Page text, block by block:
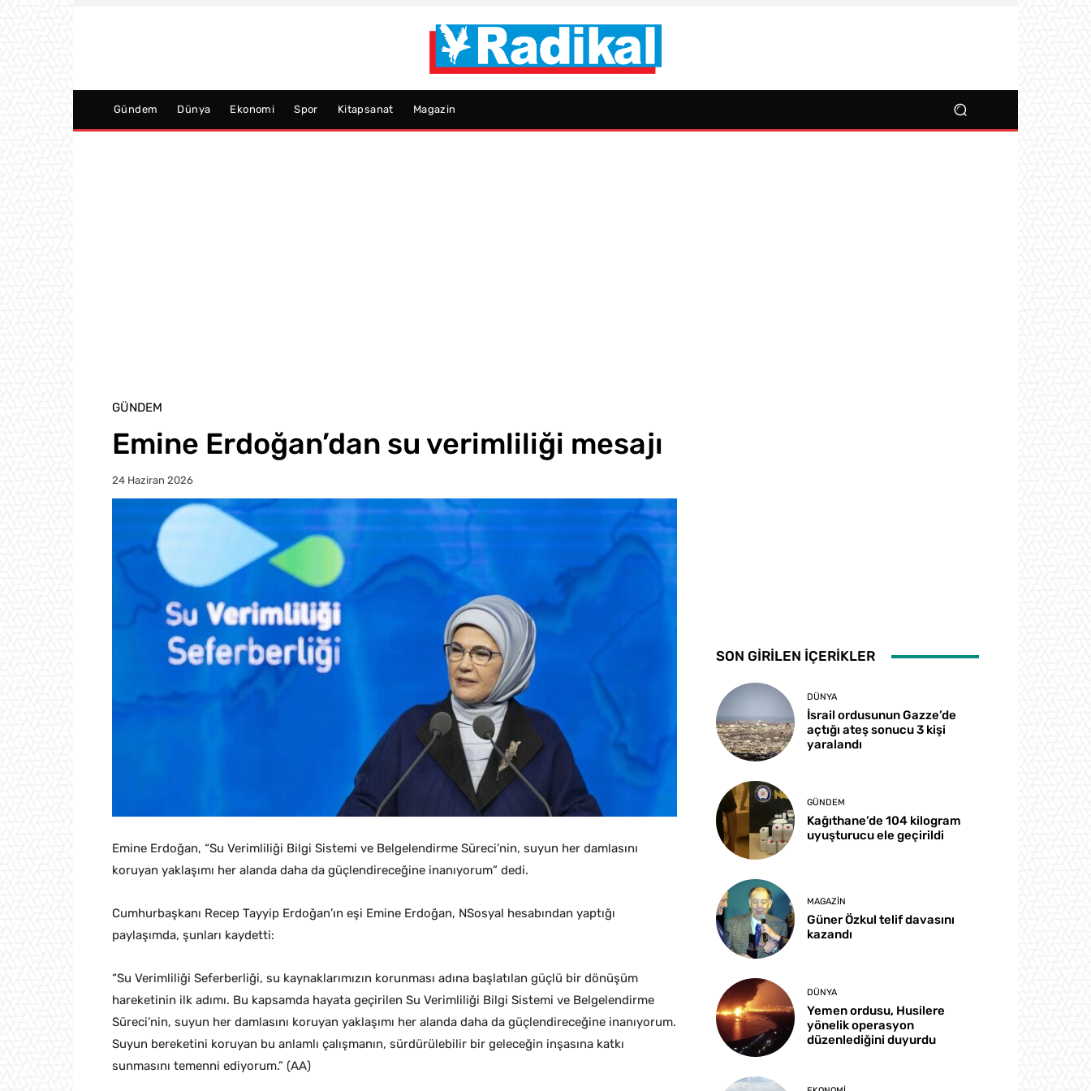
Gündem Dünya Ekonomi Spor Kitapsanat Magazin
GÜNDEM
Emine Erdoğan’dan su verimliliği mesajı
24 Haziran 2026
Emine Erdoğan, “Su Verimliliği Bilgi Sistemi ve Belgelendirme Süreci’nin, suyun her damlasını
koruyan yaklaşımı her alanda daha da güçlendireceğine inanıyorum” dedi.
Cumhurbaşkanı Recep Tayyip Erdoğan’ın eşi Emine Erdoğan, NSosyal hesabından yaptığı
paylaşımda, şunları kaydetti:
“Su Verimliliği Seferberliği, su kaynaklarımızın korunması adına başlatılan güçlü bir dönüşüm
hareketinin ilk adımı. Bu kapsamda hayata geçirilen Su Verimliliği Bilgi Sistemi ve Belgelendirme
Süreci’nin, suyun her damlasını koruyan yaklaşımı her alanda daha da güçlendireceğine inanıyorum.
Suyun bereketini koruyan bu anlamlı çalışmanın, sürdürülebilir bir geleceğin inşasına katkı
sunmasını temenni ediyorum.” (AA)
SON GİRİLEN İÇERİKLER
DÜNYA
İsrail ordusunun Gazze’de
açtığı ateş sonucu 3 kişi
yaralandı
GÜNDEM
Kağıthane’de 104 kilogram
uyuşturucu ele geçirildi
MAGAZIN
Güner Özkul telif davasını
kazandı
DÜNYA
Yemen ordusu, Husilere
yönelik operasyon
düzenlediğini duyurdu